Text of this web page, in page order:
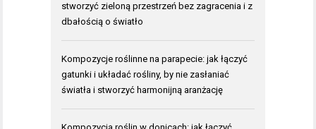
stworzyć zieloną przestrzeń bez zagracenia i z
dbałością o światło
Kompozycje roślinne na parapecie: jak łączyć
gatunki i układać rośliny, by nie zasłaniać
światła i stworzyć harmonijną aranżację